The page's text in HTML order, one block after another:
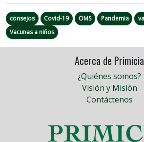
consejos Covid-19 OMS Pandemia
Vacunas a niños
Acerca de Primicia
¿Quiénes somos?
Visión y Misión
Contáctenos